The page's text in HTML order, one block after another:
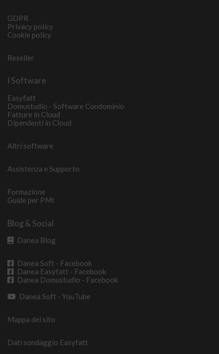
GDPR
Privacy policy
Cookie policy
Reseller
I Software
Easyfatt
Domustudio - Software Condominio
Fatture in Cloud
Dipendenti in Cloud
Altri software
Assistenza e Supporto
Formazione
Guide per PMI
Blog & Social
Danea Blog
Danea Soft - Facebook
Danea Easyfatt - Facebook
Danea Domustudio - Facebook
Danea Soft - YouTube
Mappa del sito
Dati sondaggio Easyfatt